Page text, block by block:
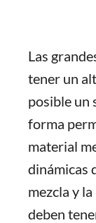
Las
tener un
posible un
forma
material
dinámicas
mezcla y
deben